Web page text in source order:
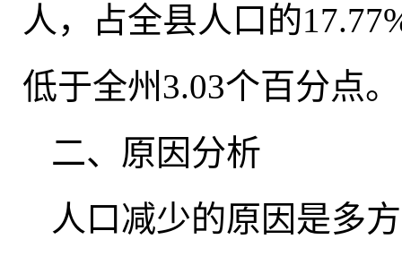
人 ，
占全县人口的
低于全州3.03个百分点。
二、原因分析
人口减少的原因是多